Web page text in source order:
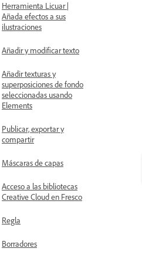
Herramienta Licuar |
Añada efectos a sus
ilustraciones
Añadir y modificar texto
Añadir texturas y
superposiciones de fondo
seleccionadas usando
Elements
Publicar, exportar y
compartir
Máscaras de capas
Acceso a las bibliotecas
Creative Cloud en Fresco
Regla
Borradores